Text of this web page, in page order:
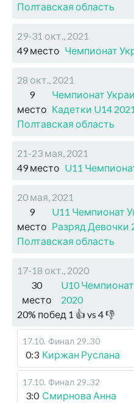
Полтавская область
29-31 окт., 2021
49 место Чемпионат
28 окт., 2021
9
место
Чемпионат
Кадетки U14 2021
Полтавская область
21-23 мая, 2021
49 место U11
20 мая, 2021
9
место
U11 Чемпионат
Разряд Девочки
Полтавская область
17-18 окт., 2020
30
место
U10
2020
20% побед 1 👍 vs 4👎
17.10. Финал 29..30
0:3 Киржан Руслана
17.10. Финал 29..32
3:0 Смирнова Анна